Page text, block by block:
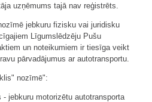
uzņēmums tajā nav reģistrēts.
jebkuru fizisku vai juridisku
Līgumslēdzēju Pušu
un noteikumiem ir tiesīga veikt
pārvadājumus ar autotransportu.
nozīmē":
- jebkuru motorizētu autotransporta